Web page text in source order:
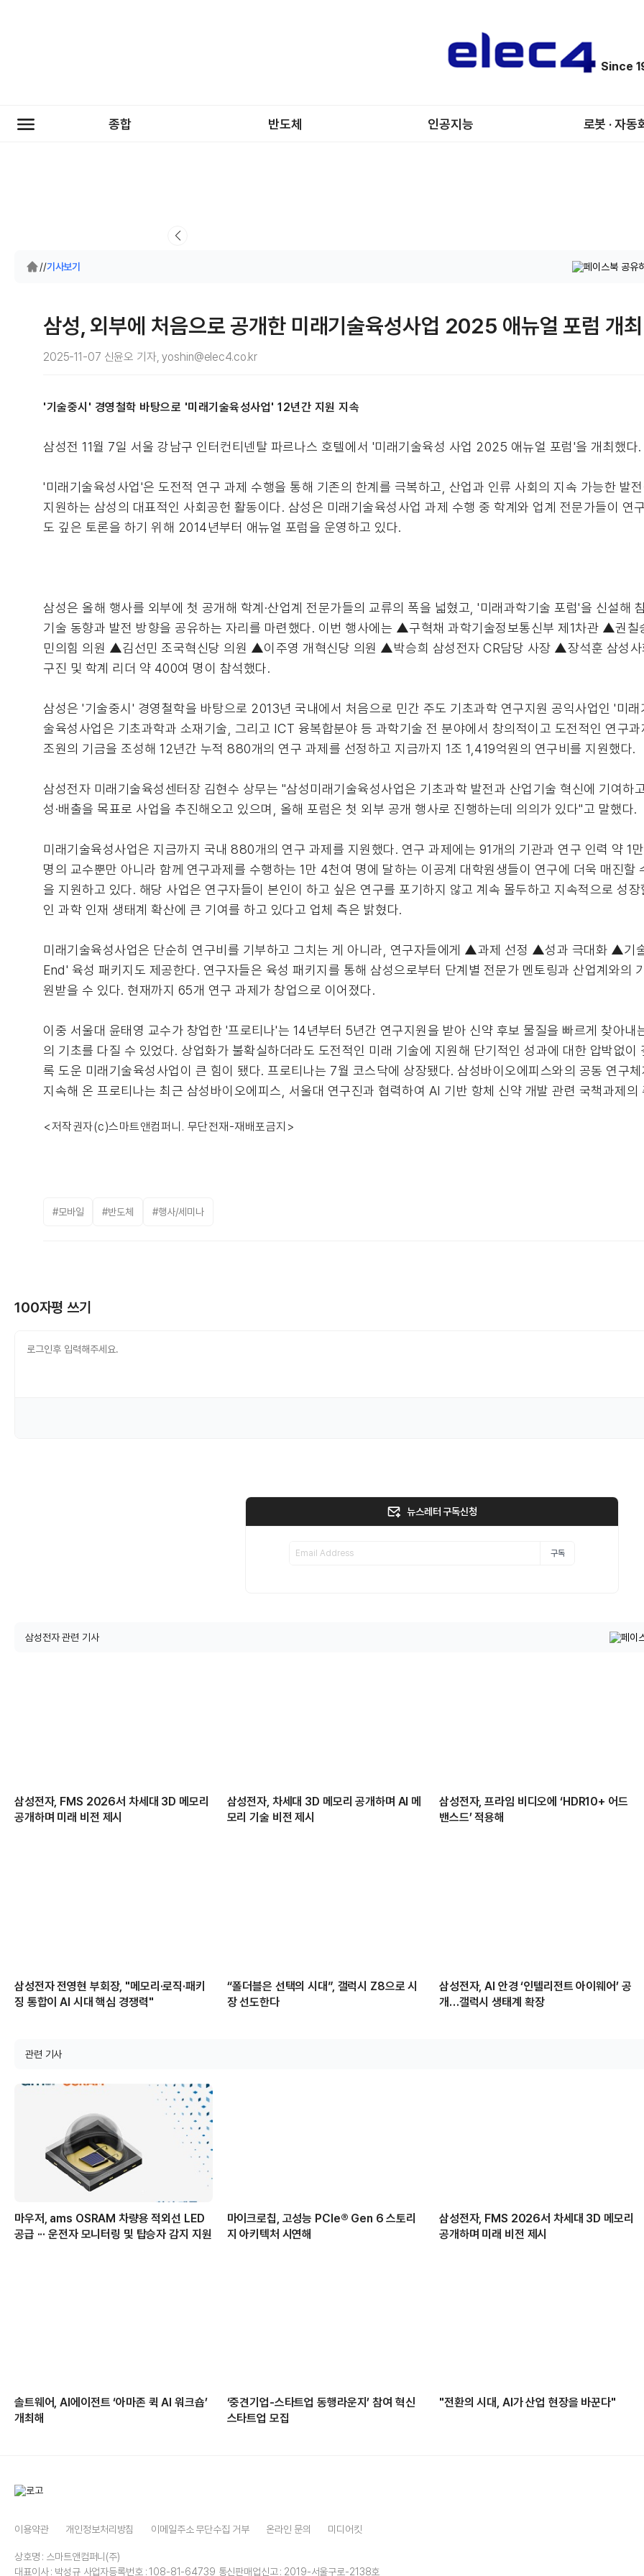
Since
종합 반도체 인공지능 로봇 · 자동
//기사보기
삼성, 외부에 처음으로 공개한 미래기술육성사업 2025 애뉴얼 포럼 개최
2025-11-07 신윤오 기자, yoshin@elec4.co.kr
'기술중시' 경영철학 바탕으로 '미래기술육성사업' 12년간 지원 지속
삼성전 11월 7일 서울 강남구 인터컨티넨탈 파르나스 호텔에서 '미래기술육성 사업 2025 애뉴얼 포럼'을 개최했다.
'미래기술육성사업'은 도전적 연구 과제 수행을 통해 기존의 한계를 극복하고, 산업과 인류 사회의 지속 가능한 발
지원하는 삼성의 대표적인 사회공헌 활동이다. 삼성은 미래기술육성사업 과제 수행 중 학계와 업계 전문가들이 연
도 깊은 토론을 하기 위해 2014년부터 애뉴얼 포럼을 운영하고 있다.
삼성은 올해 행사를 외부에 첫 공개해 학계·산업계 전문가들의 교류의 폭을 넓혔고, '미래과학기술 포럼'을 신설해
기술 동향과 발전 방향을 공유하는 자리를 마련했다. 이번 행사에는 ▲구혁채 과학기술정보통신부 제1차관 ▲권
민의힘 의원 ▲김선민 조국혁신당 의원 ▲이주영 개혁신당 의원 ▲박승희 삼성전자 CR담당 사장 ▲장석훈 삼성사
구진 및 학계 리더 약 400여 명이 참석했다.
삼성은 '기술중시' 경영철학을 바탕으로 2013년 국내에서 처음으로 민간 주도 기초과학 연구지원 공익사업인 '미
술육성사업은 기초과학과 소재기술, 그리고 ICT 융복합분야 등 과학기술 전 분야에서 창의적이고 도전적인 연구
조원의 기금을 조성해 12년간 누적 880개의 연구 과제를 선정하고 지금까지 1조 1,419억원의 연구비를 지원했다.
삼성전자 미래기술육성센터장 김현수 상무는 "삼성미래기술육성사업은 기초과학 발전과 산업기술 혁신에 기여하
성·배출을 목표로 사업을 추진해오고 있으며, 올해 포럼은 첫 외부 공개 행사로 진행하는데 의의가 있다"고 말했다.
미래기술육성사업은 지금까지 국내 880개의 연구 과제를 지원했다. 연구 과제에는 91개의 기관과 연구 인력 약 1
명의 교수뿐만 아니라 함께 연구과제를 수행하는 1만 4천여 명에 달하는 이공계 대학원생들이 연구에 더욱 매진할
을 지원하고 있다. 해당 사업은 연구자들이 본인이 하고 싶은 연구를 포기하지 않고 계속 몰두하고 지속적으로 성
인 과학 인재 생태계 확산에 큰 기여를 하고 있다고 업체 측은 밝혔다.
미래기술육성사업은 단순히 연구비를 기부하고 그치는 게 아니라, 연구자들에게 ▲과제 선정 ▲성과 극대화 ▲기
End' 육성 패키지도 제공한다. 연구자들은 육성 패키지를 통해 삼성으로부터 단계별 전문가 멘토링과 산업계와의
원받을 수 있다. 현재까지 65개 연구 과제가 창업으로 이어졌다.
이중 서울대 윤태영 교수가 창업한 '프로티나'는 14년부터 5년간 연구지원을 받아 신약 후보 물질을 빠르게 찾아내
의 기초를 다질 수 있었다. 상업화가 불확실하더라도 도전적인 미래 기술에 지원해 단기적인 성과에 대한 압박없이
록 도운 미래기술육성사업이 큰 힘이 됐다. 프로티나는 7월 코스닥에 상장됐다. 삼성바이오에피스와의 공동 연구
지속해 온 프로티나는 최근 삼성바이오에피스, 서울대 연구진과 협력하여 AI 기반 항체 신약 개발 관련 국책과제
<저작권자(c)스마트앤컴퍼니. 무단전재-재배포금지>
#모바일 #반도체 #행사/세미나
100자평 쓰기
뉴스레터 구독신청
구독
삼성전자 관련 기사
삼성전자, FMS 2026서 차세대 3D 메모리
공개하며 미래 비전 제시
삼성전자, 차세대 3D 메모리 공개하며 AI 메
모리 기술 비전 제시
삼성전자, 프라임 비디오에 ‘HDR10+ 어드
밴스드’ 적용해
삼성전자 전영현 부회장, "메모리·로직·패키
징 통합이 AI 시대 핵심 경쟁력"
“폴더블은 선택의 시대”, 갤럭시 Z8으로 시
장 선도한다
삼성전자, AI 안경 ‘인텔리전트 아이웨어’ 공
개…갤럭시 생태계 확장
관련 기사
마우저, ams OSRAM 차량용 적외선 LED
공급 ··· 운전자 모니터링 및 탑승자 감지 지원
마이크로칩, 고성능 PCIe® Gen 6 스토리
지 아키텍처 시연해
삼성전자, FMS 2026서 차세대 3D 메모리
공개하며 미래 비전 제시
솔트웨어, AI에이전트 ‘아마존 퀵 AI 워크숍’
개최해
‘중견기업-스타트업 동행라운지’ 참여 혁신
스타트업 모집
"전환의 시대, AI가 산업 현장을 바꾼다"
이용약관 개인정보처리방침 이메일주소 무단수집 거부 온라인 문의 미디어킷
상호명 : 스마트앤컴퍼니(주)
대표이사 : 박성규 사업자등록번호 : 108-81-64739 통신판매업신고 : 2019-서울구로-2138호